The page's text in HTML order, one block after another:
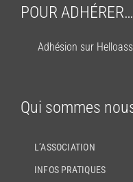
POUR
Adhésion sur
Qui sommes
L’ASSOCIATION
INFOS PRATIQUES